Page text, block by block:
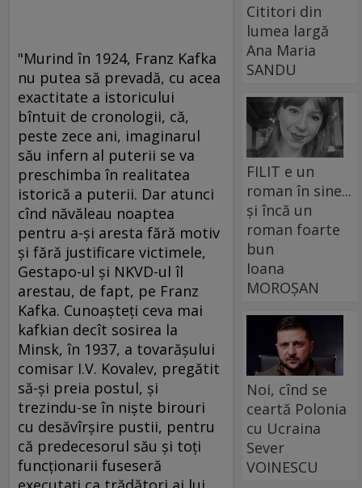
"Murind în 1924, Franz Kafka
nu putea să prevadă, cu acea
exactitate a istoricului
bîntuit de cronologii, că,
peste zece ani, imaginarul
său infern al puterii se va
preschimba în realitatea
istorică a puterii. Dar atunci
cînd năvăleau noaptea
pentru a-şi aresta fără motiv
şi fără justificare victimele,
Gestapo-ul şi NKVD-ul îl
arestau, de fapt, pe Franz
Kafka. Cunoaşteţi ceva mai
kafkian decît sosirea la
Minsk, în 1937, a tovarăşului
comisar I.V. Kovalev, pregătit
să-şi preia postul, şi
trezindu-se în nişte birouri
cu desăvîrşire pustii, pentru
că predecesorul său şi toţi
funcţionarii fuseseră
Cititori din
lumea largă
Ana Maria
SANDU
FILIT e un
roman în sine...
și încă un
roman foarte
bun
Ioana
MOROȘAN
Noi, cînd se
ceartă Polonia
cu Ucraina
Sever
VOINESCU